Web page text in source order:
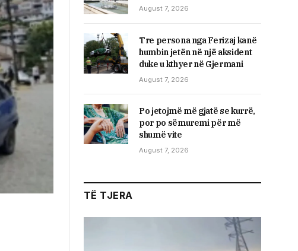
August 7, 2026
Tre persona nga Ferizaj kanë
humbin jetën në një aksident
duke u kthyer në Gjermani
August 7, 2026
Po jetojmë më gjatë se kurrë,
por po sëmuremi për më
shumë vite
August 7, 2026
TË TJERA